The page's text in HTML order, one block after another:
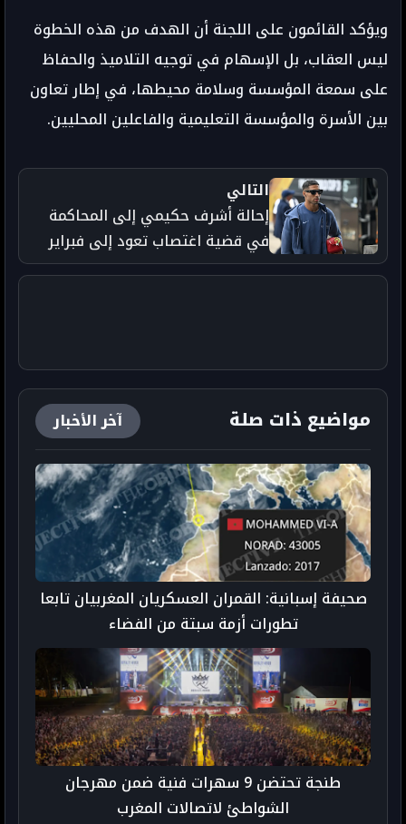
ويؤكد القائمون على اللجنة أن الهدف من هذه الخطوة
ليس العقاب، بل الإسهام في توجيه التلاميذ والحفاظ
على سمعة المؤسسة وسلامة محيطها، في إطار تعاون
بين الأسرة والمؤسسة التعليمية والفاعلين المحليين.
التالي
إحالة أشرف حكيمي إلى المحاكمة
في قضية اغتصاب تعود إلى فبراير
2023
مواضيع ذات صلة آخر الأخبار
صحيفة إسبانية: القمران العسكريان المغربيان تابعا
تطورات أزمة سبتة من الفضاء
طنجة تحتضن 9 سهرات فنية ضمن مهرجان
الشواطئ لاتصالات المغرب